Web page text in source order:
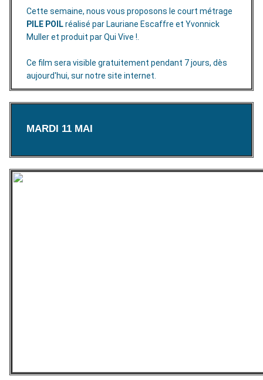
Cette semaine, nous vous proposons le court métrage
PILE POILréalisé par Lauriane Escaffre et Yvonnick
Muller et produit par Qui Vive !.
Ce film sera visible gratuitement pendant 7 jours, dès
aujourd'hui, sur notre site internet.
MARDI 11 MAI